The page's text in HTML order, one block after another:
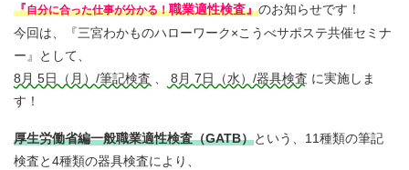
『自分に合った仕事が分かる！職業適性検査』のお知らせです！
今回は、『三宮わかものハローワーク×こうべサポステ共催セミナ
ー』として、
8月 5日（月）/筆記検査
8月 7日（水）/器具検査 に実施しま
す！
厚生労働省編一般職業適性検査（GATB）という、11種類の筆記
検査と4種類の器具検査により、